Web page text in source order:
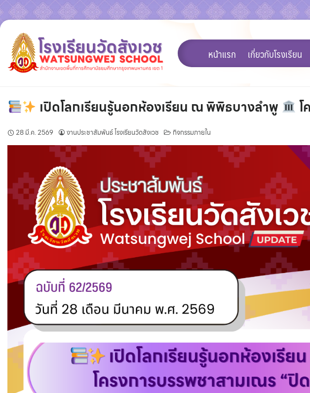
Skip
content
หน้าแรก เกี่ยวกับโรงเรียน
เปิดโลกเรียนรู้นอกห้องเรียน ณ พิพิธบางลำพู
28 มี.ค. 2569 งานประชาสัมพันธ์ โรงเรียนวัดสังเวช กิจกรรมภายใน